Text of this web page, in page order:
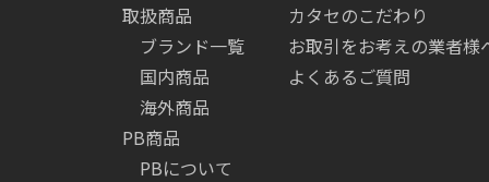
取扱商品
ブランド一覧
国内商品
海外商品
PB商品
PBについて
カタセのこだわり
お取引をお考えの業者様
よくあるご質問